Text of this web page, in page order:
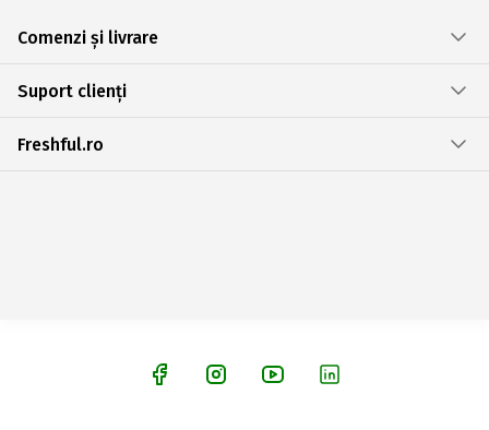
Comenzi și livrare
Suport clienți
Freshful.ro